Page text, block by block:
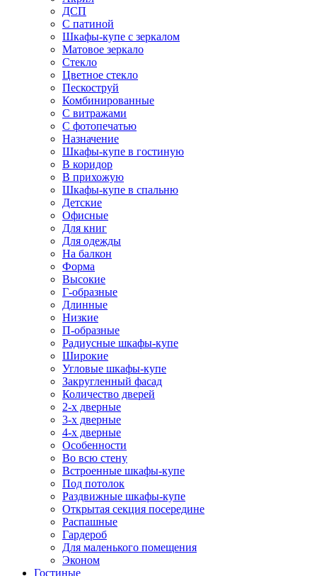
ДСП
С патиной
Шкафы-купе с зеркалом
Матовое зеркало
Стекло
Цветное стекло
Пескоструй
Комбинированные
С витражами
С фотопечатью
Назначение
Шкафы-купе в гостиную
В коридор
В прихожую
Шкафы-купе в спальню
Детские
Офисные
Для книг
Для одежды
На балкон
Форма
Высокие
Г-образные
Длинные
Низкие
П-образные
Радиусные шкафы-купе
Широкие
Угловые шкафы-купе
Закругленный фасад
Количество дверей
2-х дверные
3-х дверные
4-х дверные
Особенности
Во всю стену
Встроенные шкафы-купе
Под потолок
Раздвижные шкафы-купе
Открытая секция посередине
Распашные
Гардероб
Для маленького помещения
Эконом
Гостиные